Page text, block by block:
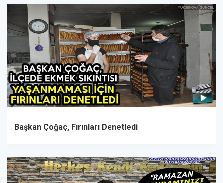
Başkan Çoğaç, Fırınları Denetledi